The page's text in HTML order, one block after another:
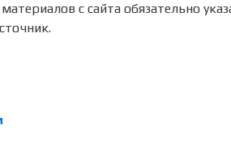
с сайта обязательно